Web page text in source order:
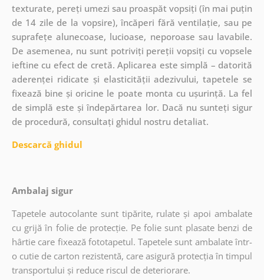
texturate, pereți umezi sau proaspăt vopsiți (în mai puțin
de 14 zile de la vopsire), încăperi fără ventilație, sau pe
suprafețe alunecoase, lucioase, neporoase sau lavabile.
De asemenea, nu sunt potriviți pereții vopsiți cu vopsele
ieftine cu efect de cretă. Aplicarea este simplă – datorită
aderenței ridicate și elasticității adezivului, tapetele se
fixează bine și oricine le poate monta cu ușurință. La fel
de simplă este și îndepărtarea lor. Dacă nu sunteți sigur
de procedură, consultați ghidul nostru detaliat.
Descarcă ghidul
Ambalaj sigur
Tapetele autocolante sunt tipărite, rulate și apoi ambalate
cu grijă în folie de protecție. Pe folie sunt plasate benzi de
hârtie care fixează fototapetul. Tapetele sunt ambalate într-
o cutie de carton rezistentă, care asigură protecția în timpul
transportului și reduce riscul de deteriorare.